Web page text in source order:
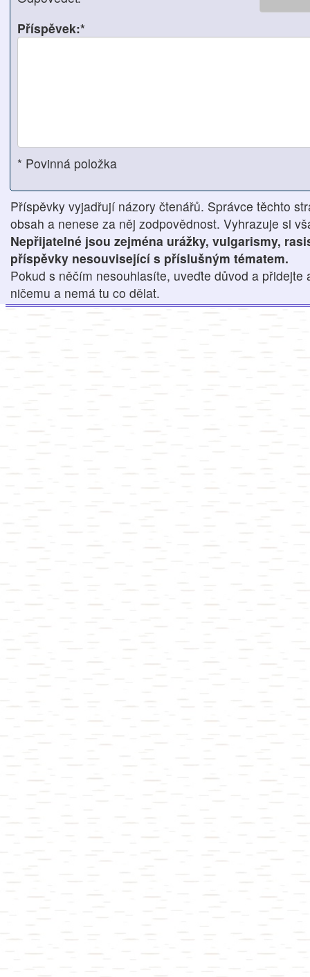
Příspěvek:*
* Povinná položka
Příspěvky vyjadřují názory čtenářů. Správce těchto
obsah a nenese za něj zodpovědnost. Vyhrazuje si
Nepřijatelné jsou zejména urážky, vulgarismy,
příspěvky nesouvisející s příslušným tématem.
Pokud s něčím nesouhlasíte, uveďte důvod a přidejte
ničemu a nemá tu co dělat.